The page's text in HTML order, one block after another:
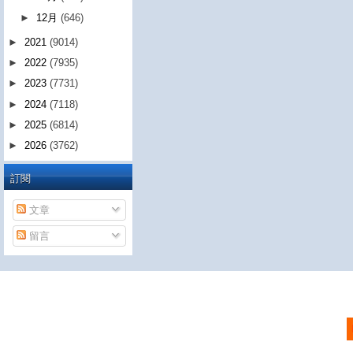
► 12月(646)
► 2021 (9014)
► 2022 (7935)
► 2023 (7731)
► 2024 (7118)
► 2025 (6814)
► 2026 (3762)
訂閱
文章
留言